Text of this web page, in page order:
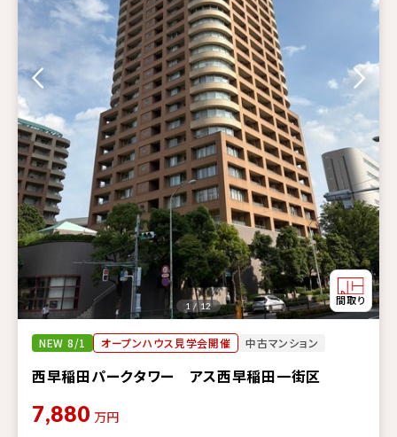
NEW 8/1 オープンハウス見学会開催 中古マンション
西早稲田パークタワー アス西早稲田一街区
1 / 12
7,880 万円